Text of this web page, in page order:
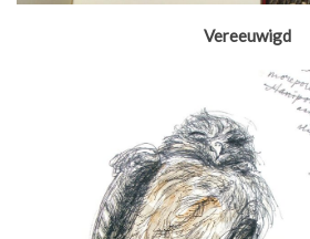
Vereeuwigd